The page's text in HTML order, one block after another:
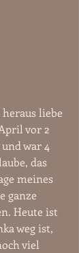
liebe
vor 2
war 4
das
meines
ganze
Heute ist
weg ist,
viel